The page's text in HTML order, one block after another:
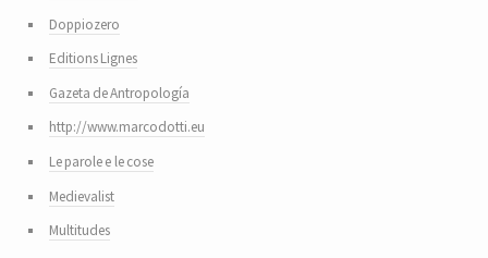
Doppiozero
Editions Lignes
Gazeta de Antropología
http://www.marcodotti.eu
Le parole e le cose
Medievalist
Multitudes